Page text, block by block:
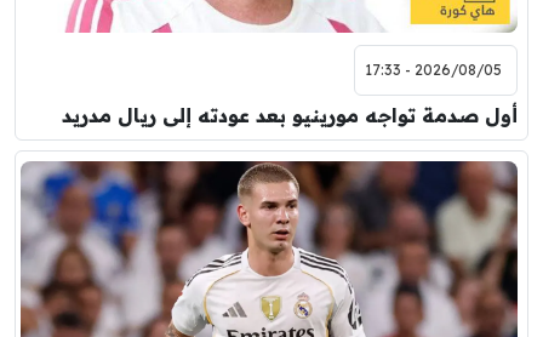
2026/08/05 - 17:33
أول صدمة تواجه مورينيو بعد عودته إلى ريال مدريد